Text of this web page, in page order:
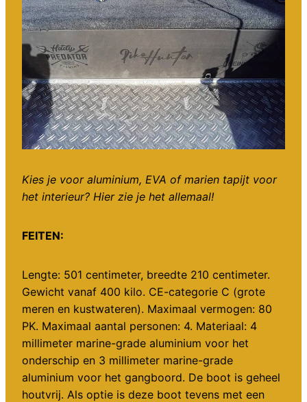
Kies je voor aluminium, EVA of marien tapijt voor
het interieur? Hier zie je het allemaal!
FEITEN:
Lengte: 501 centimeter, breedte 210 centimeter.
Gewicht vanaf 400 kilo. CE-categorie C (grote
meren en kustwateren). Maximaal vermogen: 80
PK. Maximaal aantal personen: 4. Materiaal: 4
millimeter marine-grade aluminium voor het
onderschip en 3 millimeter marine-grade
aluminium voor het gangboord. De boot is geheel
houtvrij. Als optie is deze boot tevens met een